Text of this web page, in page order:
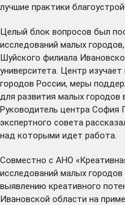
лучшие практики
Целый блок вопросов был
исследований малых
Шуйского филиала
университета. Центр
городов России, меры
для развития малых городов
Руководитель центра София
экспертного совета
над которыми идет работа.
Совместно с АНО
исследований малых
выявлению креативного
Ивановской области на